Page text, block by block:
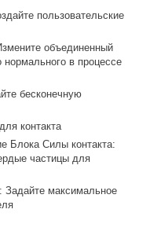
пользовательские
объединенный
в процессе
бесконечную
контакта
Блока Силы контакта:
частицы для
максимальное